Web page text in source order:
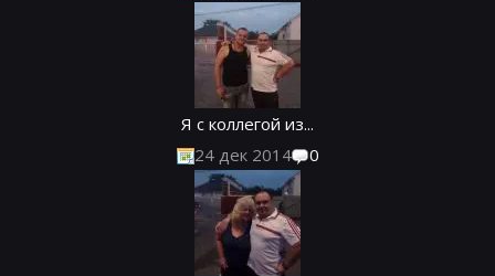
Я с коллегой из...
24 дек 2014
0